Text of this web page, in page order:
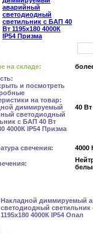
на складе:
40 Вт
свечения: 4000
Накладной диммируемый
светодиодный светильник
1195x180 4000К IP54 Опал